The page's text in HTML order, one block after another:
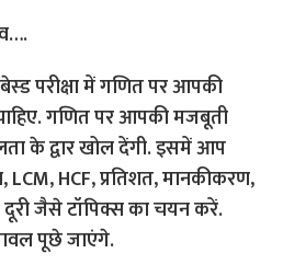
परीक्षा में गणित पर आपकी
गणित पर आपकी मजबूती
के द्वार खोल देंगी. इसमें आप
HCF, प्रतिशत, मानकीकरण,
जैसे टॉपिक्स का चयन करें.
पूछे जाएंगे.